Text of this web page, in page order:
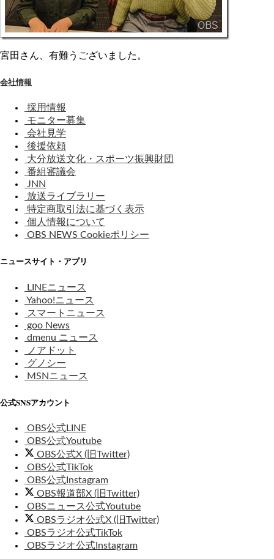
宮田さん、有難うございました。
会社情報
採用情報
モニター募集
会社見学
後援依頼
大分放送文化・スポーツ振興財団
番組審議会
JNN
放送ライブラリー
特定商取引法に基づく表示
個人情報について
OBS NEWS Cookieポリシー
ニュースサイト・アプリ
LINEニュース
Yahoo!ニュース
スマートニュース
goo News
dmenu ニュース
ノアドット
グノシー
MSNニュース
公式SNSアカウント
OBS公式LINE
OBS公式Youtube
OBS公式X (旧Twitter)
OBS公式TikTok
OBS公式Instagram
OBS報道部X (旧Twitter)
OBSニュース公式Youtube
OBSラジオ公式X (旧Twitter)
OBSラジオ公式TikTok
OBSラジオ公式Instagram